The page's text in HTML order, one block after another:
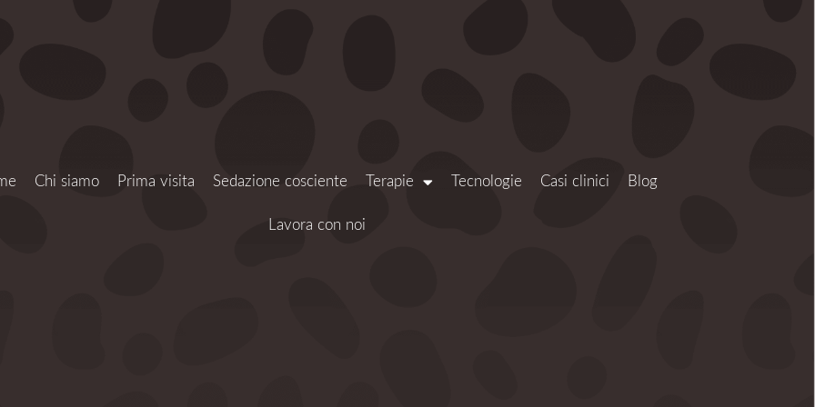
Chi siamo Prima visita Sedazione cosciente Terapie Tecnologie Casi clinici Blog
Lavora con noi